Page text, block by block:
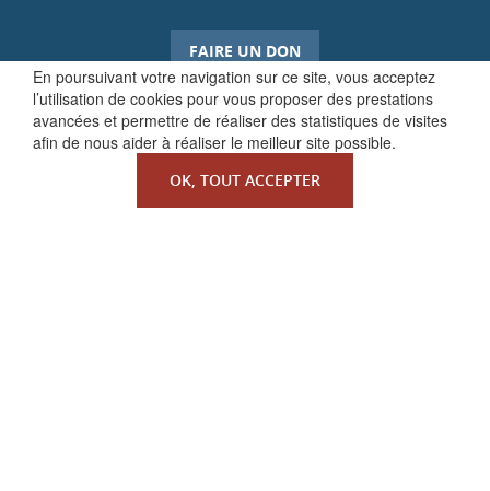
En poursuivant votre navigation sur ce site, vous acceptez
l’utilisation de cookies pour vous proposer des prestations
avancées et permettre de réaliser des statistiques de visites
afin de nous aider à réaliser le meilleur site possible.
OK, TOUT ACCEPTER
FAIRE UN DON